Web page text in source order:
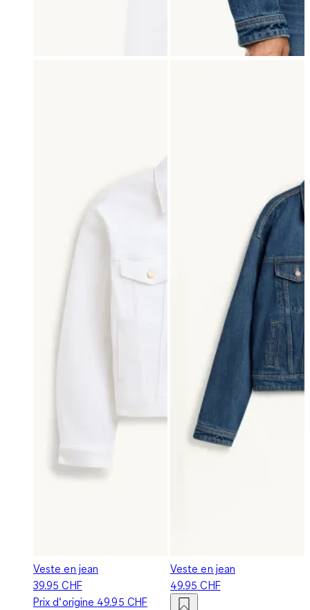
Veste en jean
39.95 CHF
Prix d‘origine 49.95 CHF
Veste en jean
49.95 CHF